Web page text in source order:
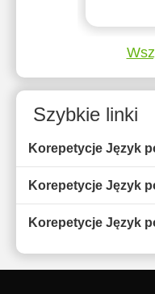
Szybkie linki
Korepetycje Język
Korepetycje Język
Korepetycje Język